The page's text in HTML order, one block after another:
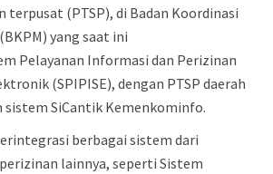
terpusat (PTSP), di Badan Koordinasi
yang saat ini
Pelayanan Informasi dan Perizinan
(SPIPISE), dengan PTSP daerah
sistem SiCantik Kemenkominfo.
berbagai sistem dari
lainnya, seperti Sistem